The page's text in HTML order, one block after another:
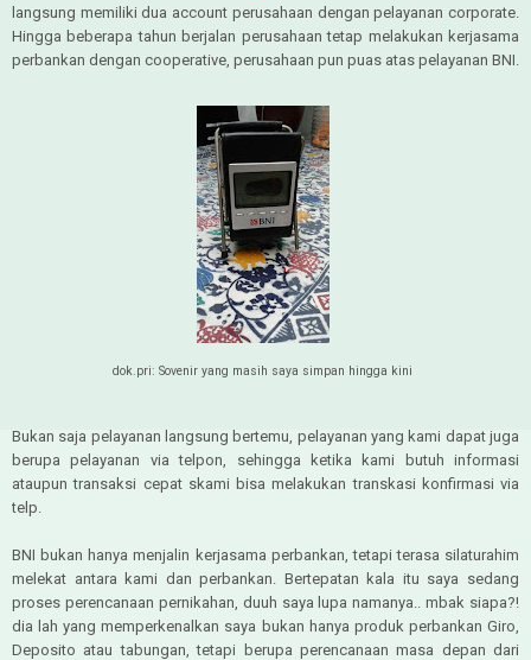
langsung memiliki dua account perusahaan dengan pelayanan corporate.
Hingga beberapa tahun berjalan perusahaan tetap melakukan kerjasama
perbankan dengan cooperative, perusahaan pun puas atas pelayanan BNI.
dok.pri: Sovenir yang masih saya simpan hingga kini
Bukan saja pelayanan langsung bertemu, pelayanan yang kami dapat juga
berupa pelayanan via telpon, sehingga ketika kami butuh informasi
ataupun transaksi cepat skami bisa melakukan transkasi konfirmasi via
telp.
BNI bukan hanya menjalin kerjasama perbankan, tetapi terasa silaturahim
melekat antara kami dan perbankan. Bertepatan kala itu saya sedang
proses perencanaan pernikahan, duuh saya lupa namanya.. mbak siapa?!
dia lah yang memperkenalkan saya bukan hanya produk perbankan Giro,
Deposito atau tabungan, tetapi berupa perencanaan masa depan dari